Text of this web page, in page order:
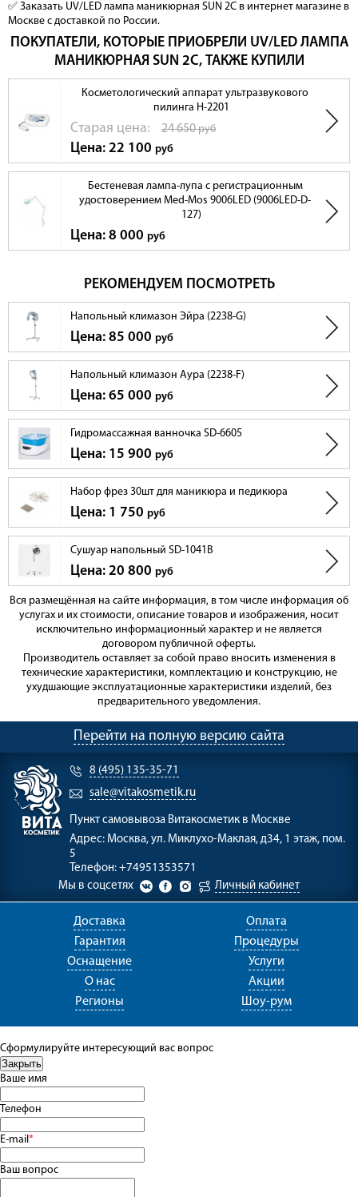
✅ Заказать UV/LED лампа маникюрная SUN 2C в интернет магазине в
Москве с доставкой по России.
ПОКУПАТЕЛИ, КОТОРЫЕ ПРИОБРЕЛИ UV/LED ЛАМПА
МАНИКЮРНАЯ SUN 2C, ТАКЖЕ КУПИЛИ
Косметологический аппарат ультразвукового
пилинга Н-2201
Cтарая цена: 24 650руб
Цена: 22 100 руб
Бестеневая лампа-лупа с регистрационным
удостоверением Med-Mos 9006LED (9006LED-D-
127)
Цена: 8 000 руб
РЕКОМЕНДУЕМ ПОСМОТРЕТЬ
Напольный климазон Эйра (2238-G)
Цена: 85 000 руб
Напольный климазон Аура (2238-F)
Цена: 65 000 руб
Гидромассажная ванночка SD-6605
Цена: 15 900 руб
Набор фрез 30шт для маникюра и педикюра
Цена: 1 750 руб
Сушуар напольный SD-1041B
Цена: 20 800 руб
Вся размещённая на сайте информация, в том числе информация об
услугах и их стоимости, описание товаров и изображения, носит
исключительно информационный характер и не является
договором публичной оферты.
Производитель оставляет за собой право вносить изменения в
технические характеристики, комплектацию и конструкцию, не
ухудшающие эксплуатационные характеристики изделий, без
предварительного уведомления.
Перейти на полную версию сайта
8 (495) 135-35-71
sale@vitakosmetik.ru
Пункт самовывоза Витакосметик в Москве
Адрес: Москва, ул. Миклухо-Маклая, д34, 1 этаж, пом.
5
Телефон: +74951353571
Мы в соцсетях
Личный кабинет
Доставка
Оплата
Гарантия
Процедуры
Оснащение
Услуги
О нас
Акции
Регионы
Шоу-рум
Сформулируйте интересующий вас вопрос
Ваше имя
Телефон
E-mail*
Ваш вопрос